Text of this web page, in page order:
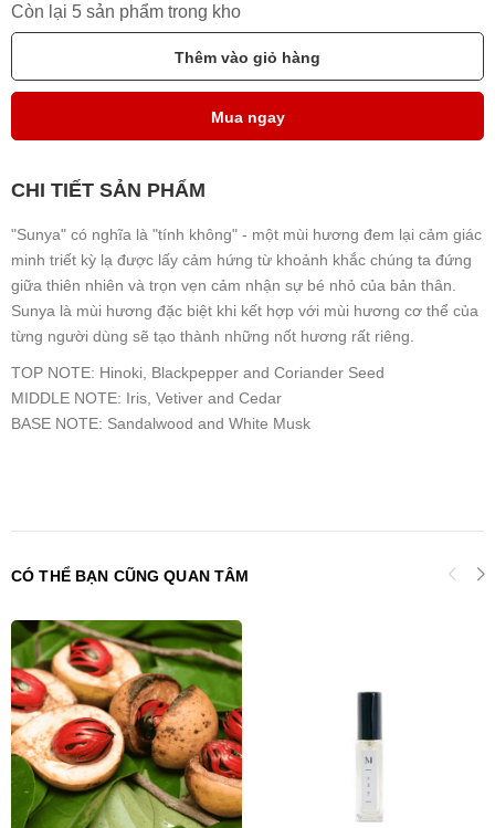
Còn lại 5 sản phẩm trong kho
Thêm vào giỏ hàng
Mua ngay
CHI TIẾT SẢN PHẨM
"Sunya" có nghĩa là "tính không" - một mùi hương đem lại cảm giác
minh triết kỳ lạ được lấy cảm hứng từ khoảnh khắc chúng ta đứng
giữa thiên nhiên và trọn vẹn cảm nhận sự bé nhỏ của bản thân.
Sunya là mùi hương đặc biệt khi kết hợp với mùi hương cơ thể của
từng người dùng sẽ tạo thành những nốt hương rất riêng.
TOP NOTE: Hinoki, Blackpepper and Coriander Seed
MIDDLE NOTE: Iris, Vetiver and Cedar
BASE NOTE: Sandalwood and White Musk
CÓ THỂ BẠN CŨNG QUAN TÂM